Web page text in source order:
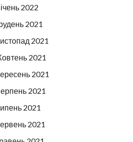
2022
2021
2021
2021
2021
2021
2021
2021